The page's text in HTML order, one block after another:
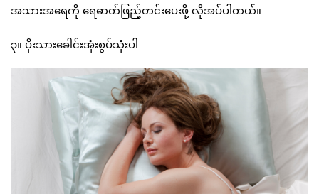
အသားအရေကို ရေဓာတ်ဖြည့်တင်းပေးဖို့ လိုအပ်ပါတယ်။
၃။ ပိုးသားခေါင်းအုံးစွပ်သုံးပါ